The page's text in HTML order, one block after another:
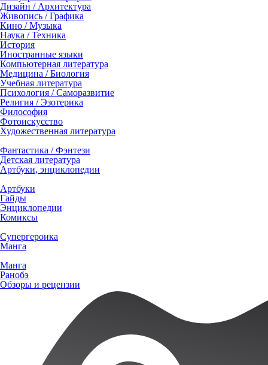
Дизайн / Архитектура
Живопись / Графика
Кино / Музыка
Наука / Техника
История
Иностранные языки
Компьютерная литература
Медицина / Биология
Учебная литература
Психология / Саморазвитие
Религия / Эзотерика
Философия
Фотоискусство
Художественная литература
Фантастика / Фэнтези
Детская литература
Артбуки, энциклопедии
Артбуки
Гайды
Энциклопедии
Комиксы
Супергероика
Манга
Манга
Ранобэ
Обзоры и рецензии